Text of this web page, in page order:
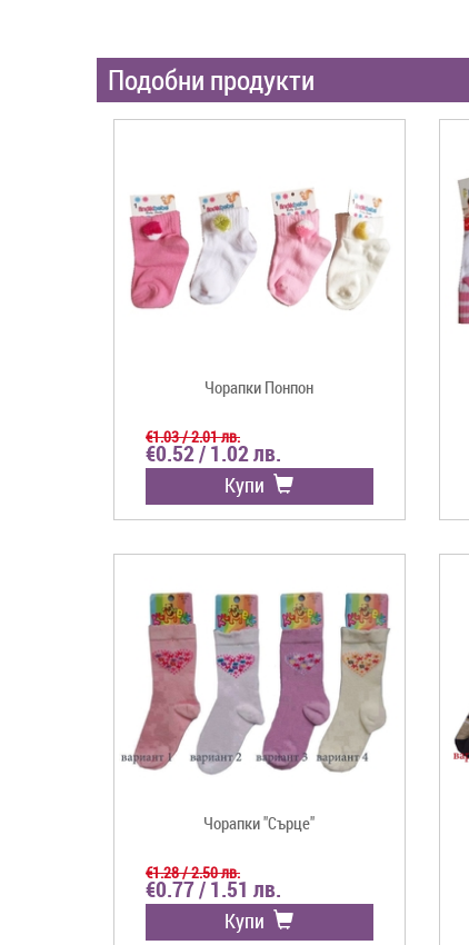
Подобни продукти
Чорапки Понпон
€1.03 / 2.01 лв.
€0.52 / 1.02 лв.
Купи
Чорапки "Сърце"
€1.28 / 2.50 лв.
€0.77 / 1.51 лв.
Купи